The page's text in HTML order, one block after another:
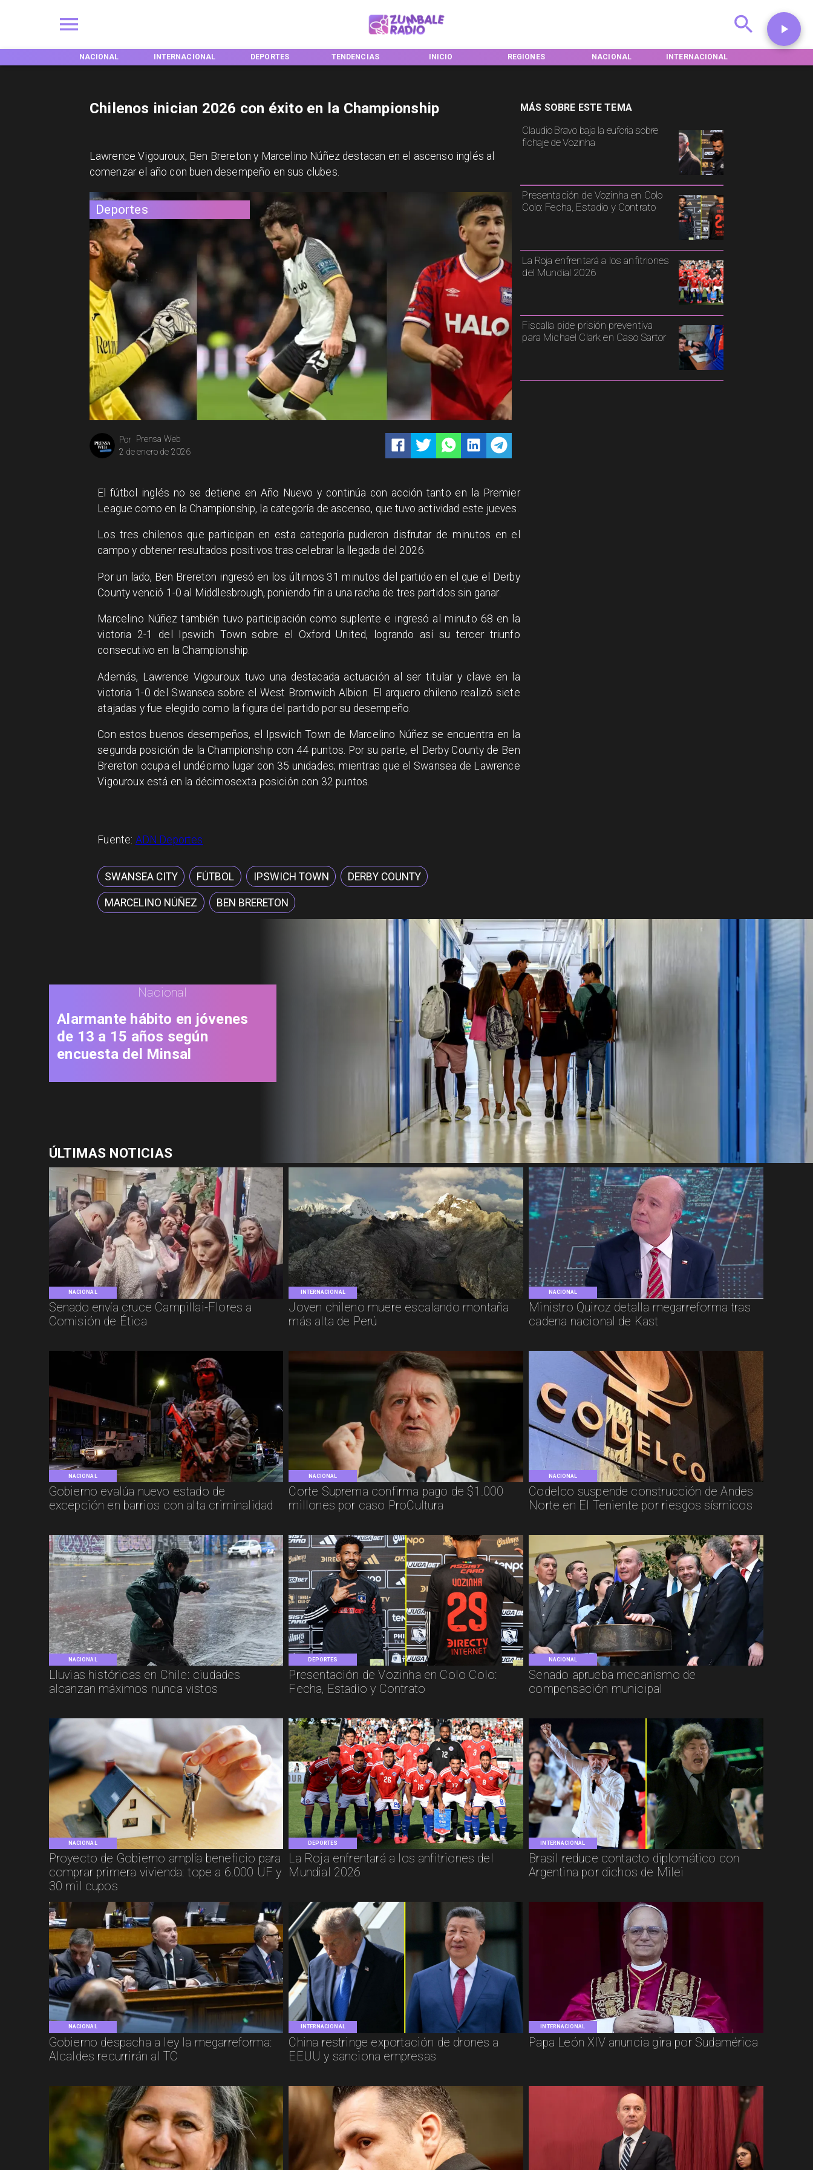
INTERNACIONAL DEPORTES TENDENCIAS INICIO REGIONES NACIONAL INTERNACIONAL DEPORTES
Deportes
Prensa Web
Por
2 de enero de 2026
Claudio Bravo baja la euforia sobre
fichaje de Vozinha
Presentación de Vozinha en Colo
Colo: Fecha, Estadio y Contrato
La Roja enfrentará a los anfitriones
del Mundial 2026
Fiscalía pide prisión preventiva
para Michael Clark en Caso Sartor
MÁS SOBRE ESTE TEMA
Chilenos inician 2026 con éxito en la Championship
Lawrence Vigouroux, Ben Brereton y Marcelino Núñez destacan en el ascenso inglés al
comenzar el año con buen desempeño en sus clubes.
El fútbol inglés no se detiene en Año Nuevo y continúa con acción tanto en la Premier
League como en la Championship, la categoría de ascenso, que tuvo actividad este jueves.
Los tres chilenos que participan en esta categoría pudieron disfrutar de minutos en el
campo y obtener resultados positivos tras celebrar la llegada del 2026.
Por un lado, Ben Brereton ingresó en los últimos 31 minutos del partido en el que el Derby
County venció 1-0 al Middlesbrough, poniendo fin a una racha de tres partidos sin ganar.
Marcelino Núñez también tuvo participación como suplente e ingresó al minuto 68 en la
victoria 2-1 del Ipswich Town sobre el Oxford United, logrando así su tercer triunfo
consecutivo en la Championship.
Además, Lawrence Vigouroux tuvo una destacada actuación al ser titular y clave en la
victoria 1-0 del Swansea sobre el West Bromwich Albion. El arquero chileno realizó siete
atajadas y fue elegido como la figura del partido por su desempeño.
Con estos buenos desempeños, el Ipswich Town de Marcelino Núñez se encuentra en la
segunda posición de la Championship con 44 puntos. Por su parte, el Derby County de Ben
Brereton ocupa el undécimo lugar con 35 unidades; mientras que el Swansea de Lawrence
Vigouroux está en la décimosexta posición con 32 puntos.
Fuente: ADN Deportes
SWANSEA CITY FÚTBOL IPSWICH TOWN DERBY COUNTY
MARCELINO NÚÑEZ BEN BRERETON
NACIONAL
Senado envía cruce Campillai-Flores a
Comisión de Ética
INTERNACIONAL
Joven chileno muere escalando montaña
más alta de Perú
NACIONAL
Ministro Quiroz detalla megarreforma tras
cadena nacional de Kast
NACIONAL
Gobierno evalúa nuevo estado de
excepción en barrios con alta criminalidad
NACIONAL
Corte Suprema confirma pago de $1.000
millones por caso ProCultura
NACIONAL
Codelco suspende construcción de Andes
Norte en El Teniente por riesgos sísmicos
NACIONAL
Lluvias históricas en Chile: ciudades
alcanzan máximos nunca vistos
DEPORTES
Presentación de Vozinha en Colo Colo:
Fecha, Estadio y Contrato
NACIONAL
Senado aprueba mecanismo de
compensación municipal
NACIONAL
Proyecto de Gobierno amplía beneficio para
comprar primera vivienda: tope a 6.000 UF y
30 mil cupos
DEPORTES
La Roja enfrentará a los anfitriones del
Mundial 2026
INTERNACIONAL
Brasil reduce contacto diplomático con
Argentina por dichos de Milei
NACIONAL
Gobierno despacha a ley la megarreforma:
Alcaldes recurrirán al TC
INTERNACIONAL
China restringe exportación de drones a
EEUU y sanciona empresas
INTERNACIONAL
Papa León XIV anuncia gira por Sudamérica
Nacional
Alarmante hábito en jóvenes
de 13 a 15 años según
encuesta del Minsal
ÚLTIMAS NOTICIAS